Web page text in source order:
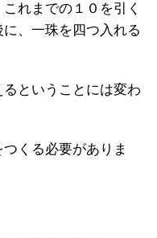
れまでの１０を引く
、一珠を四つ入れる
ということには変わ
くる必要がありま